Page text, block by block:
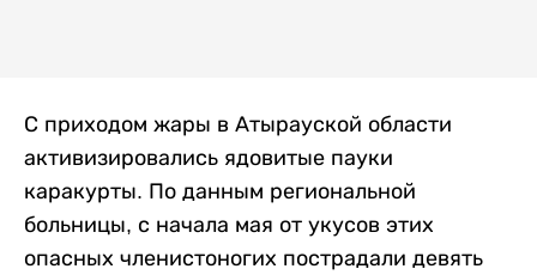
С приходом жары в Атырауской области
активизировались ядовитые пауки
каракурты. По данным региональной
больницы, с начала мая от укусов этих
опасных членистоногих пострадали девять